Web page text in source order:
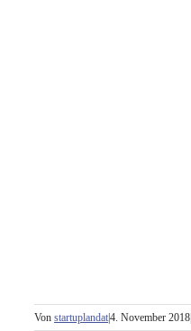
Von startuplandat4. November 2018